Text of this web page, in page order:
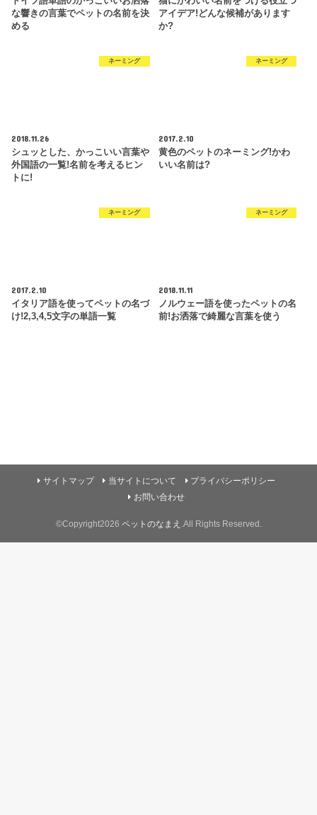
な響きの言葉でペットの名前を決
める
アイデア!どんな候補があります
か?
ネーミング
2018.11.26
シュッとした、かっこいい言葉や
外国語の一覧!名前を考えるヒン
トに!
ネーミング
2017.2.10
黄色のペットのネーミング!かわ
いい名前は?
ネーミング
2017.2.10
イタリア語を使ってペットの名づ
け!2,3,4,5文字の単語一覧
ネーミング
2018.11.11
ノルウェー語を使ったペットの名
前!お洒落で綺麗な言葉を使う
サイトマップ 当サイトについて
プライバシーポリシー
お問い合わせ
©Copyright2026 ペットのなまえ .All Rights Reserved.